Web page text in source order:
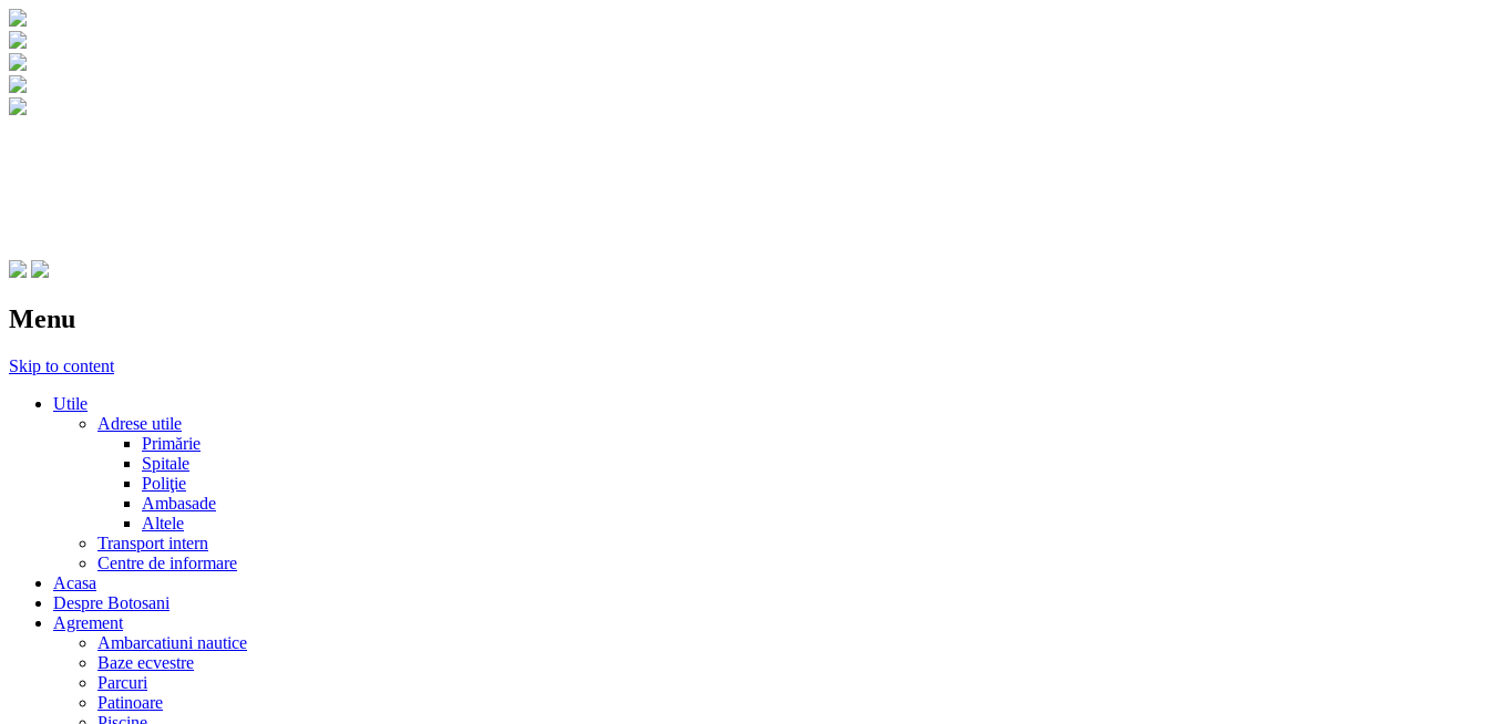
Menu
Skip to content
Utile
Adrese utile
Primărie
Spitale
Poliţie
Ambasade
Altele
Transport intern
Centre de informare
Acasa
Despre Botosani
Agrement
Ambarcatiuni nautice
Baze ecvestre
Parcuri
Patinoare